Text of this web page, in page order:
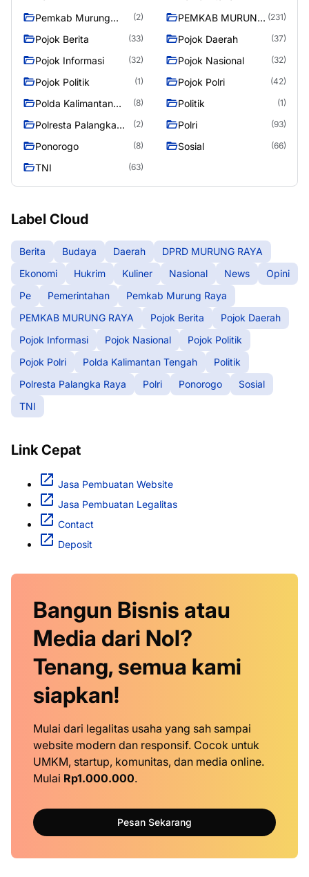
Pemkab Murung
(2)
PEMKAB MURUNG (231)
Pojok Berita (33) Pojok Daerah (37)
Pojok Informasi (32) Pojok Nasional (32)
Pojok Politik (1) Pojok Polri (42)
Polda Kalimantan
(8) Politik (1)
Polresta Palangka
(2) Polri (93)
Ponorogo (8) Sosial (66)
TNI (63)
Label Cloud
Berita Budaya Daerah
DPRD MURUNG RAYA
Ekonomi
Hukrim Kuliner Nasional News
Opini
Pe
Pemerintahan
Pemkab Murung Raya
PEMKAB MURUNG RAYA
Pojok Berita
Pojok Daerah
Pojok Informasi
Pojok Nasional
Pojok Politik
Pojok Polri
Polda Kalimantan Tengah
Politik
Polresta Palangka Raya
Polri Ponorogo
Sosial
TNI
Link Cepat
Jasa Pembuatan Website
Jasa Pembuatan Legalitas
Contact
Deposit
Bangun Bisnis atau
Media dari Nol?
Tenang, semua kami
siapkan!
Mulai dari legalitas usaha yang sah sampai
website modern dan responsif. Cocok untuk
UMKM, startup, komunitas, dan media online.
Mulai Rp1.000.000.
Pesan Sekarang